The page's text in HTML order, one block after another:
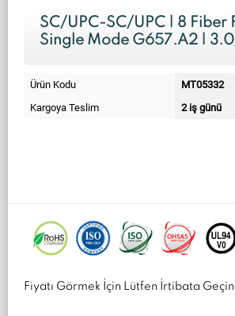
SC/UPC-SC/UPC | 8 Fiber
Single Mode G657.A2 |
Ürün Kodu
MT05332
Kargoya Teslim
2 iş günü
Fiyatı Görmek İçin Lütfen İrtibata Geçin